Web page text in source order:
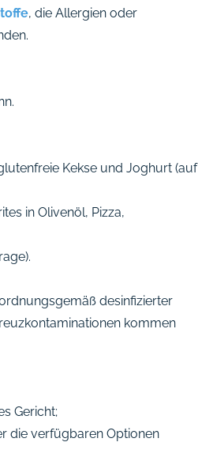
, die Allergien oder
Kekse und Joghurt (auf
in Olivenöl, Pizza,
desinfizierter
kommen
Gericht;
die verfügbaren Optionen